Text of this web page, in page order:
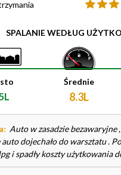
SPALANIE WEDŁUG
Średnie
8.3L
Auto w zasadzie bezawaryjne
auto dojechało do warsztatu .
lpg i spadły koszty użytkowania